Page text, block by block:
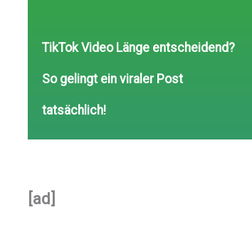
TikTok Video Länge entscheidend?
So gelingt ein viraler Post
tatsächlich!
[ad]